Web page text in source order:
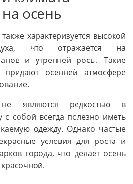
осень
характеризуется высокой
что отражается на
и утренней росы. Такие
придают осенней атмосфере
являются редкостью в
с собой всегда полезно иметь
одежду. Однако частые
условия для роста и
города, что делает осень